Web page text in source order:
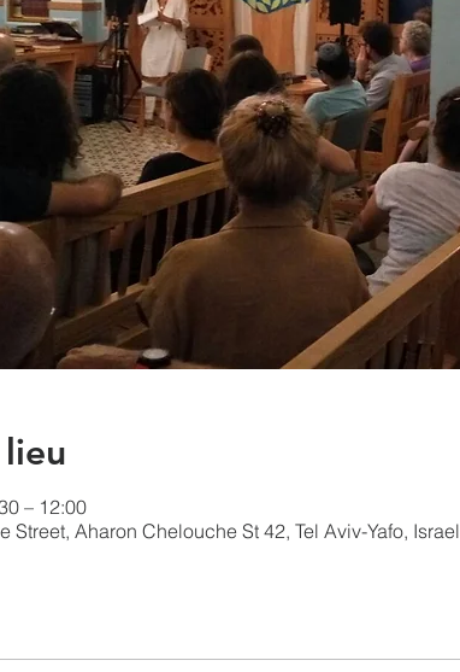
– 12:00
Street, Aharon Chelouche St 42, Tel Aviv-Yafo, Israel